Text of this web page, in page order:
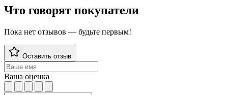
Что говорят покупатели
Пока нет отзывов — будьте первым!
Оставить отзыв
Ваша оценка